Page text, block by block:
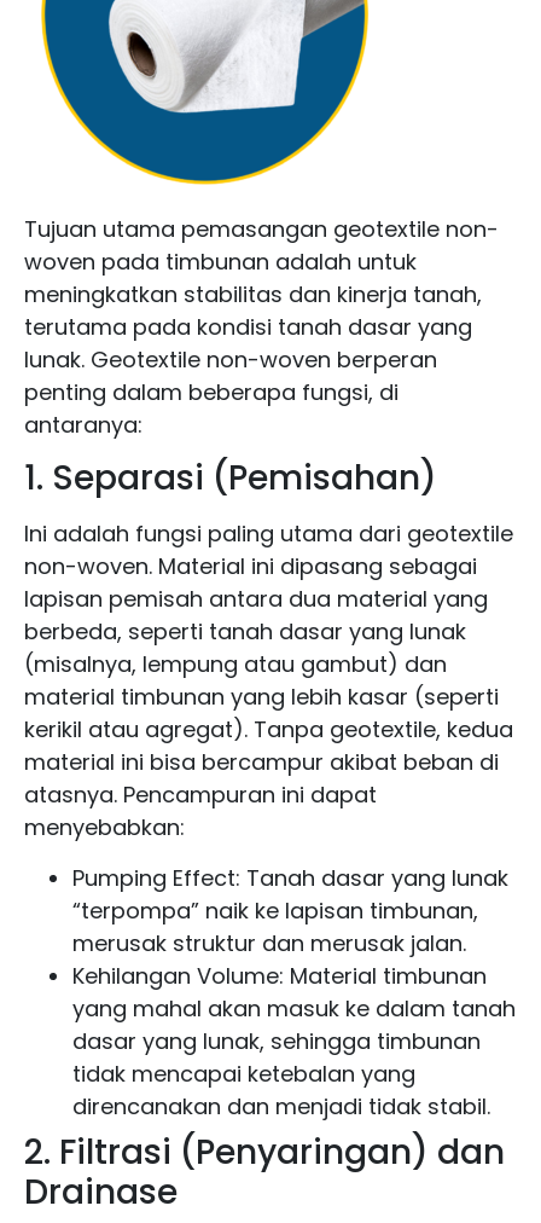
Tujuan utama pemasangan geotextile non-
woven pada timbunan adalah untuk
meningkatkan stabilitas dan kinerja tanah,
terutama pada kondisi tanah dasar yang
lunak. Geotextile non-woven berperan
penting dalam beberapa fungsi, di
antaranya:
1. Separasi (Pemisahan)
Ini adalah fungsi paling utama dari geotextile
non-woven. Material ini dipasang sebagai
lapisan pemisah antara dua material yang
berbeda, seperti tanah dasar yang lunak
(misalnya, lempung atau gambut) dan
material timbunan yang lebih kasar (seperti
kerikil atau agregat). Tanpa geotextile, kedua
material ini bisa bercampur akibat beban di
atasnya. Pencampuran ini dapat
menyebabkan:
Pumping Effect: Tanah dasar yang lunak
“terpompa” naik ke lapisan timbunan,
merusak struktur dan merusak jalan.
Kehilangan Volume: Material timbunan
yang mahal akan masuk ke dalam tanah
dasar yang lunak, sehingga timbunan
tidak mencapai ketebalan yang
direncanakan dan menjadi tidak stabil.
2. Filtrasi (Penyaringan) dan
Drainase